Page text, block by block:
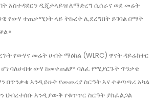
አስተዳደርን ዲጂታላይዝ ለማድረግ ሲሰራና ወደ መሬት
የውሃ ተጠቃሚነት ላይ ትኩረት ሊደረግበት ይገባል በማት
የውሃና መሬት ሀብት ማዕከል (WLRC) ዋናት ዳይሬክተር
ባለሀብቱ ውሃ ከመቀጠልም ባለፈ የሚያርጉት ጥንቃቄ
በጥንቃቄ እንዲይዙት የመመሪያ ስርዓት እና ተቆጣጣሪ አካል
ህብረተሰቡ እንዲያውቅ የቁጥጥር ስርዓት ያስፈልጋል